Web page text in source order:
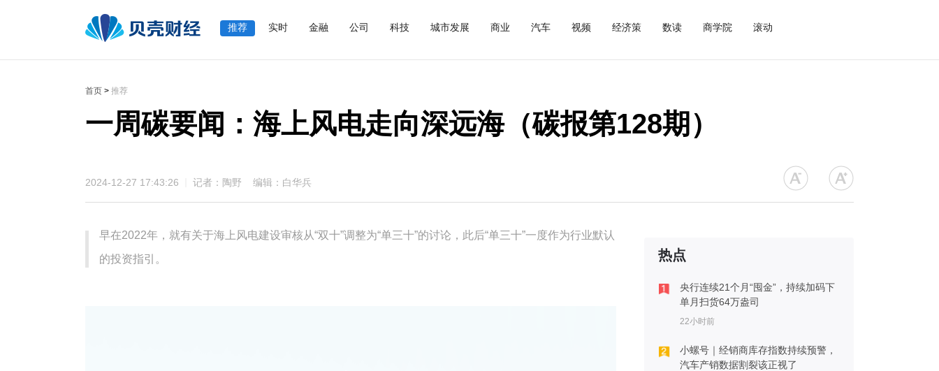
推荐 实时 金融 公司 科技 城市发展 商业 汽车 视频 经济策 数读 商学院 滚动
首页 > 推荐
一周碳要闻：海上风电走向深远海（碳报第128期）
2024-12-27 17:43:26 记者：陶野 编辑：白华兵
早在2022年，就有关于海上风电建设审核从“双十”调整为“单三十”的讨论，此后“单三十”一度作为行业默认
的投资指引。
热点
央行连续21个月“囤金”，持续加码下
单月扫货64万盎司
22小时前
小螺号｜经销商库存指数持续预警，
汽车产销数据割裂该正视了